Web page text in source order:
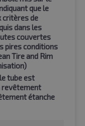
que le
critères de
dans les
couvertes
pires conditions
Tire and Rim
tube est
revêtement
étanche